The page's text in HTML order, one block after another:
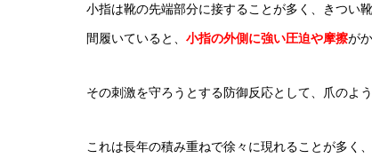
小指は靴の先端部分に接することが多く、きつい
間履いていると、 小指の外側に強い圧迫や摩擦が
その刺激を守ろうとする防御反応として、爪のよ
これは長年の積み重ねで徐々に現れることが多く